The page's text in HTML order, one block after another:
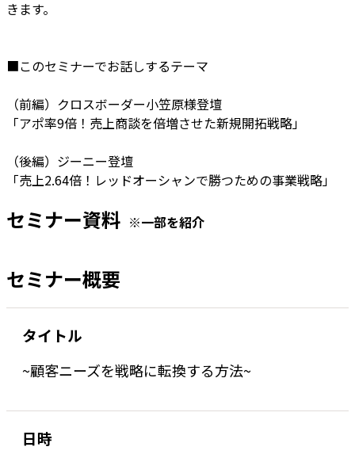
きます。
■このセミナーでお話しするテーマ
（前編）クロスボーダー小笠原様登壇
「アポ率9倍！売上商談を倍増させた新規開拓戦略」
（後編）ジーニー登壇
「売上2.64倍！レッドオーシャンで勝つための事業戦略」
セミナー資料 ※一部を紹介
セミナー概要
タイトル
~顧客ニーズを戦略に転換する方法~
日時